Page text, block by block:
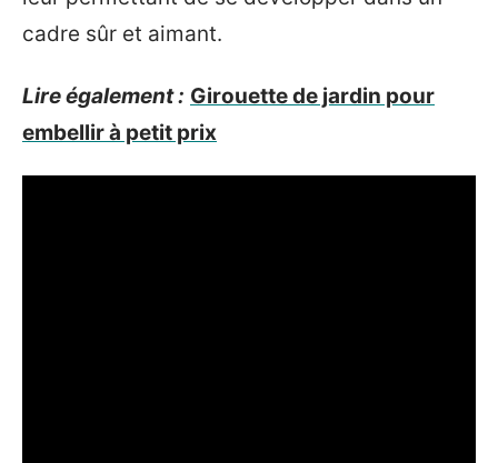
cadre sûr et aimant.
Lire également : Girouette de jardin pour
embellir à petit prix